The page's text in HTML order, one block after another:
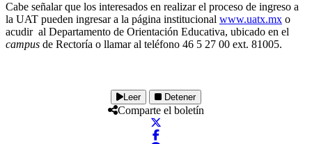
Cabe señalar que los interesados en realizar el proceso de ingreso a
la UAT pueden ingresar a la página institucional www.uatx.mx o
acudir al Departamento de Orientación Educativa, ubicado en el
campus de Rectoría o llamar al teléfono 46 5 27 00 ext. 81005.
Leer Detener
Comparte el boletín